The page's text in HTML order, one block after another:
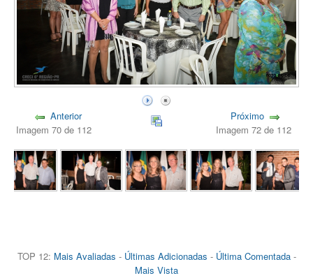
Anterior
Imagem 70 de 112
Próximo
Imagem 72 de 112
TOP 12: Mais Avaliadas - Últimas Adicionadas - Última Comentada-
Mais Vista